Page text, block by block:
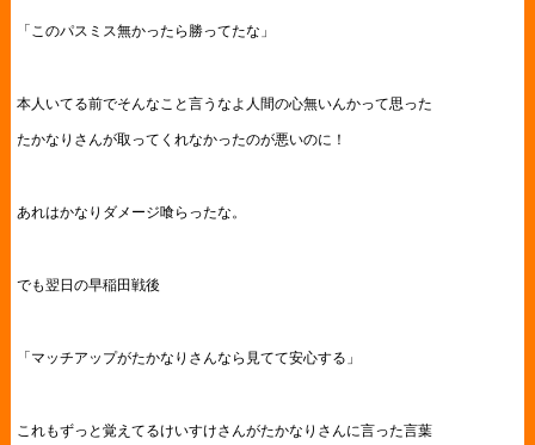
「このパスミス無かったら勝ってたな」
本人いてる前でそんなこと言うなよ人間の心無いんかって思った
たかなりさんが取ってくれなかったのが悪いのに！
あれはかなりダメージ喰らったな。
でも翌日の早稲田戦後
「マッチアップがたかなりさんなら見てて安心する」
これもずっと覚えてるけいすけさんがたかなりさんに言った言葉